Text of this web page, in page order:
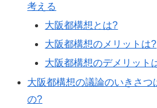
考える
大阪都構想とは?
大阪都構想のメリットは?
大阪都構想のデメリット
大阪都構想の議論のいきさつ
の?